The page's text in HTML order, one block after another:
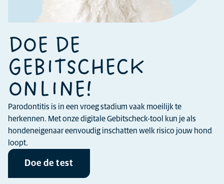
DOE DE
GEBITSCHECK
ONLINE!
Parodontitis is in een vroeg stadium vaak moeilijk te
herkennen. Met onze digitale Gebitscheck-tool kun je als
hondeneigenaar eenvoudig inschatten welk risico jouw hond
loopt.
Doe de test